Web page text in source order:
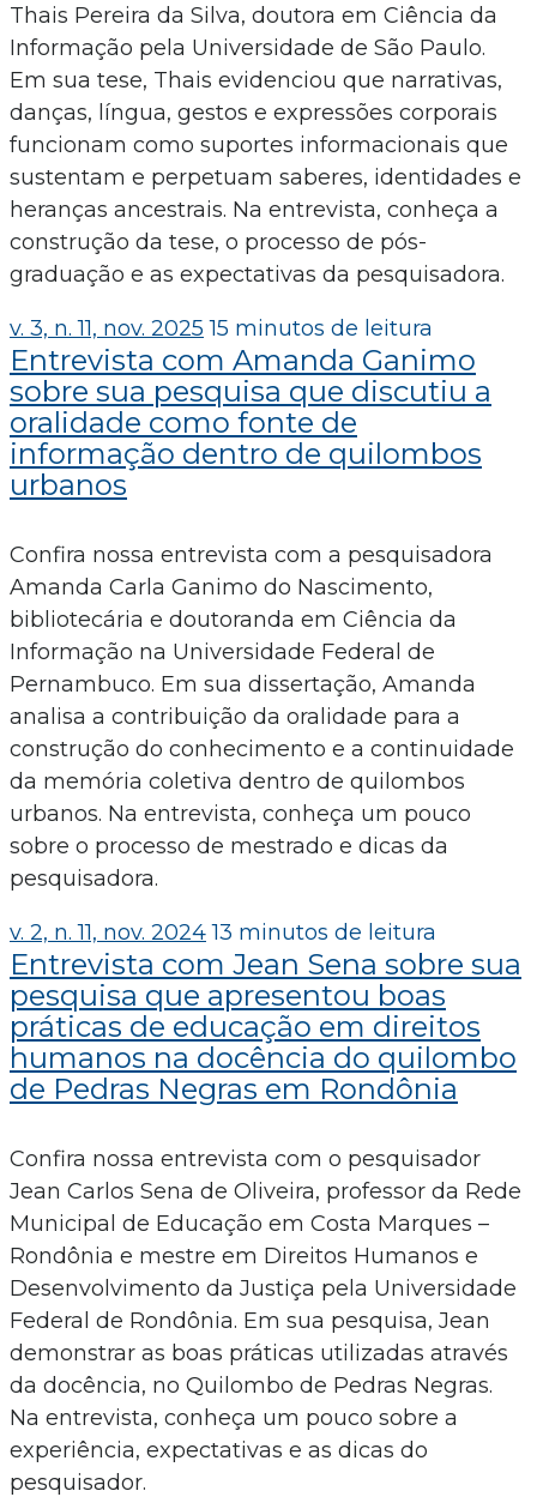
Thais Pereira da Silva, doutora em Ciência da
Informação pela Universidade de São Paulo.
Em sua tese, Thais evidenciou que narrativas,
danças, língua, gestos e expressões corporais
funcionam como suportes informacionais que
sustentam e perpetuam saberes, identidades e
heranças ancestrais. Na entrevista, conheça a
construção da tese, o processo de pós-
graduação e as expectativas da pesquisadora.
v. 3, n. 11, nov. 2025 15 minutos de leitura
Entrevista com Amanda Ganimo
sobre sua pesquisa que discutiu a
oralidade como fonte de
informação dentro de quilombos
urbanos
Confira nossa entrevista com a pesquisadora
Amanda Carla Ganimo do Nascimento,
bibliotecária e doutoranda em Ciência da
Informação na Universidade Federal de
Pernambuco. Em sua dissertação, Amanda
analisa a contribuição da oralidade para a
construção do conhecimento e a continuidade
da memória coletiva dentro de quilombos
urbanos. Na entrevista, conheça um pouco
sobre o processo de mestrado e dicas da
pesquisadora.
v. 2, n. 11, nov. 2024 13 minutos de leitura
Entrevista com Jean Sena sobre sua
pesquisa que apresentou boas
práticas de educação em direitos
humanos na docência do quilombo
de Pedras Negras em Rondônia
Confira nossa entrevista com o pesquisador
Jean Carlos Sena de Oliveira, professor da Rede
Municipal de Educação em Costa Marques –
Rondônia e mestre em Direitos Humanos e
Desenvolvimento da Justiça pela Universidade
Federal de Rondônia. Em sua pesquisa, Jean
demonstrar as boas práticas utilizadas através
da docência, no Quilombo de Pedras Negras.
Na entrevista, conheça um pouco sobre a
experiência, expectativas e as dicas do
pesquisador.